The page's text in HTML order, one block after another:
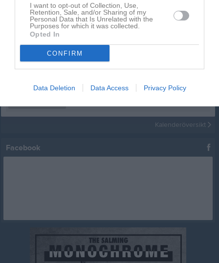
I want to opt-out of Collection, Use,
Retention, Sale, and/or Sharing of my
Personal Data that Is Unrelated with the
Purposes for which it was collected.
Opted In
CONFIRM
Data Deletion Data Access Privacy Policy
På gång Kalender
Fortsättningsgruppen Brännboll och grill
Fortsättningsgruppen Träning 24 aug, 17:30
Kalenderöversikt
Facebook